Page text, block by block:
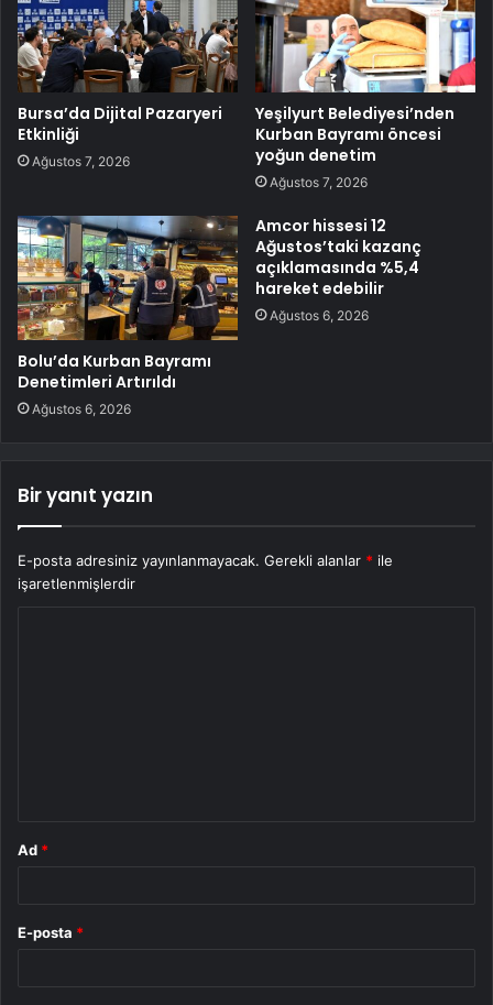
Bursa’da Dijital Pazaryeri
Etkinliği
Ağustos 7, 2026
Yeşilyurt Belediyesi’nden
Kurban Bayramı öncesi
yoğun denetim
Ağustos 7, 2026
Bolu’da Kurban Bayramı
Denetimleri Artırıldı
Ağustos 6, 2026
Amcor hissesi 12
Ağustos’taki kazanç
açıklamasında %5,4
hareket edebilir
Ağustos 6, 2026
Bir yanıt yazın
E-posta adresiniz yayınlanmayacak. Gerekli alanlar * ile
işaretlenmişlerdir
Ad *
E-posta *